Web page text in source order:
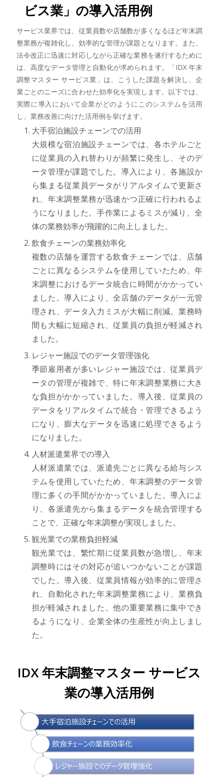
ビス業」の導入活用例
サービス業界では、従業員数や店舗数が多くなるほど年末調
整業務が複雑化し、効率的な管理が課題となります。また、
法令改正に迅速に対応しながら正確な業務を遂行するために
は、高度なデータ管理と自動化が求められます。「IDX 年末
調整マスター サービス業」は、こうした課題を解決し、企
業ごとのニーズに合わせた効率化を実現します。以下では、
実際に導入において企業がどのようにこのシステムを活用
し、業務改善に向けた活用例を挙げます。
大手宿泊施設チェーンでの活用
大規模な宿泊施設チェーンでは、各ホテルごと
に従業員の入れ替わりが頻繁に発生し、そのデ
ータ管理が課題でした。導入により、各施設か
ら集まる従業員データがリアルタイムで更新さ
れ、年末調整業務が迅速かつ正確に行われるよ
うになりました。手作業によるミスが減り、全
体の業務効率が飛躍的に向上しました。
飲食チェーンの業務効率化
複数の店舗を運営する飲食チェーンでは、店舗
ごとに異なるシステムを使用していたため、年
末調整におけるデータ統合に時間がかかってい
ました。導入により、全店舗のデータが一元管
理され、データ入力ミスが大幅に削減。業務時
間も大幅に短縮され、従業員の負担が軽減され
ました。
レジャー施設でのデータ管理強化
季節雇用者が多いレジャー施設では、従業員デ
ータの管理が複雑で、特に年末調整業務に大き
な負担がかかっていました。導入後、従業員の
データをリアルタイムで統合・管理できるよう
になり、膨大なデータを迅速に処理できるよう
になりました。
人材派遣業界での導入
人材派遣業では、派遣先ごとに異なる給与シス
テムを使用していたため、年末調整のデータ管
理に多くの手間がかかっていました。導入によ
り、各派遣先から集まるデータを統合管理する
ことで、正確な年末調整が実現しました。
観光業での業務負担軽減
観光業では、繁忙期に従業員数が急増し、年末
調整時にはその対応が追いつかないことが課題
でした。導入後、従業員情報が効率的に管理さ
れ、自動化された年末調整業務により、業務負
担が軽減されました。他の重要業務に集中でき
るようになり、企業全体の生産性が向上しまし
た。
IDX 年末調整マスター サービス
業の導入活用例